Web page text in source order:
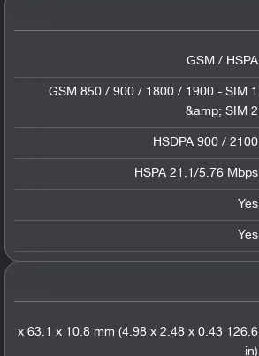
GSM / HSPA
GSM 850 / 900 / 1800 / 1900 - SIM 1
&amp; SIM 2
HSDPA 900 / 2100
HSPA 21.1/5.76 Mbps
Yes
Yes
126.6 x 63.1 x 10.8 mm (4.98 x 2.48 x 0.43
in)